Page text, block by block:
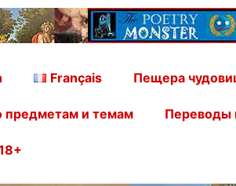
Français Пещера
предметам и темам Переводы